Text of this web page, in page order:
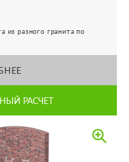
из разного гранита по
РАСЧЕТ